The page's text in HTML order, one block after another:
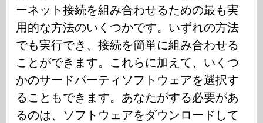
ーネット接続を組み合わせるための最も実
用的な方法のいくつかです。いずれの方法
でも実行でき、接続を簡単に組み合わせる
ことができます。これらに加えて、いくつ
かのサードパーティソフトウェアを選択す
ることもできます。あなたがする必要があ
るのは、ソフトウェアをダウンロードして